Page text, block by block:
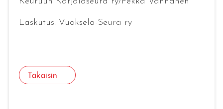
Laskutus: Vuoksela-Seura ry
Takaisin